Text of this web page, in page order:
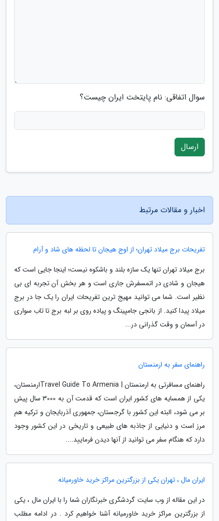
سوال اتفاقی: نام پایتخت ایران چیست؟
ارسال
اخبار و مقالات مرتبط
تفریحات برج میلاد تهران؛ از اوج هیجان تا لحظه های شاد و آرام
برج میلاد تهران تنها یک سازه بلند و باشکوه نیست؛ اینجا جایی است که
هیجان و شادی در اتمسفرش جاری است و هر بخش آن تجربه ای بی
نظیر است. شما می توانید مهیج ترین تفریحات ایران را یک جا در برج
میلاد پیدا کنید. از بانجی جامپینگ و پیاده روی بر لبه برج تا تاب سواری
در آسمان و وقت گذرانی در...
راهنمای سفر به ارمنستان
راهنمای مسافرتی به ارمنستان | Travel Guide To Armeniaارمنستان،
یکی از همسایه های کشور ایران است که قدمت آن به 3000 سال پیش
بر می شود، البته این کشور با گرجستان، جمهوری آذربایجان و ترکیه هم
مرز است و دنیایی از جاذبه های طبیعی و تاریخی در این کشور وجود
دارد که هنگام سفر می توانید از آنها دیدن فرمایید....
ایران مال ، تهران یکی از بزرگترین مراکز خرید خاورمیانه
در این مقاله از وب سایت گردشگری خبرنگاران شما را با ایران مال ، یکی
از بزرگترین مراکز خرید خاورمیانه آشنا خواهیم کرد . در ادامه مطلب